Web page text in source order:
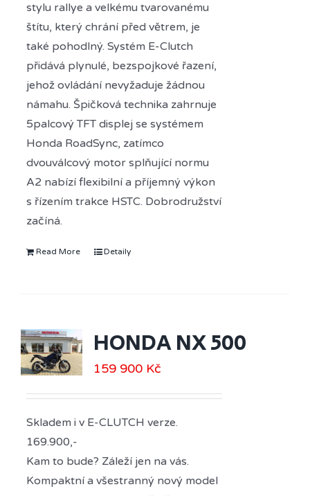
stylu rallye a velkému tvarovanému
štítu, který chrání před větrem, je
také pohodlný. Systém E-Clutch
přidává plynulé, bezspojkové řazení,
jehož ovládání nevyžaduje žádnou
námahu. Špičková technika zahrnuje
5palcový TFT displej se systémem
Honda RoadSync, zatímco
dvouválcový motor splňující normu
A2 nabízí flexibilní a příjemný výkon
s řízením trakce HSTC. Dobrodružství
začíná.
Read More Detaily
HONDA NX 500
159 900 Kč
Skladem i v E-CLUTCH verze.
169.900,-
Kam to bude? Záleží jen na vás.
Kompaktní a všestranný nový model